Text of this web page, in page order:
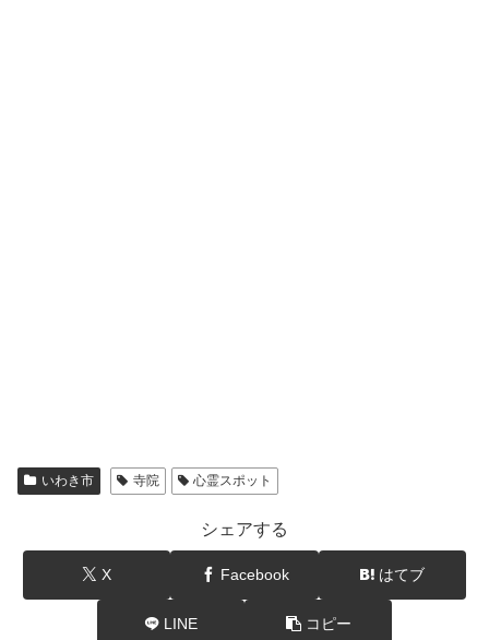
いわき市 寺院 心霊スポット
シェアする
X Facebook はてブ
LINE コピー